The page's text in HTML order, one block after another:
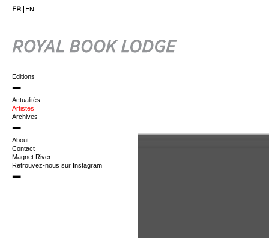
FR EN
Editions
Actualités
Artistes
Archives
About
Contact
Magnet River
Retrouvez-nous sur Instagram